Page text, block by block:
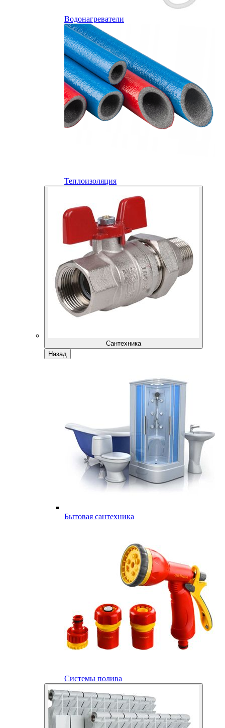
Водонагреватели
Теплоизоляция
Сантехника
Назад
Бытовая сантехника
Системы полива